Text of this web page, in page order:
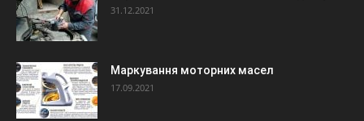
31.12.2021
Маркування моторних масел
17.09.2021